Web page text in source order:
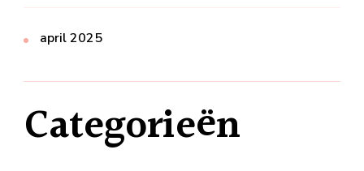
april 2025
Categorieën